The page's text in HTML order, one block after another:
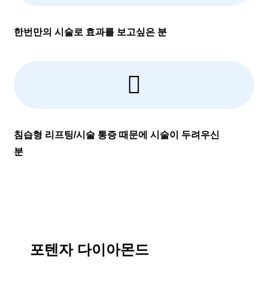
한번만의 시술로 효과를 보고싶은 분
침습형 리프팅/시술 통증 때문에 시술이 두려우신
분
포텐자 다이아몬드